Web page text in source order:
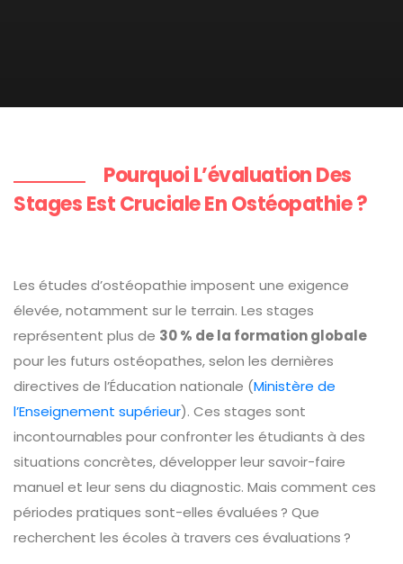
Pourquoi L’évaluation Des
Stages Est Cruciale En Ostéopathie ?
Les études d’ostéopathie imposent une exigence
élevée, notamment sur le terrain. Les stages
représentent plus de 30 % de la formation globale
pour les futurs ostéopathes, selon les dernières
directives de l’Éducation nationale (Ministère de
l’Enseignement supérieur). Ces stages sont
incontournables pour confronter les étudiants à des
situations concrètes, développer leur savoir-faire
manuel et leur sens du diagnostic. Mais comment ces
périodes pratiques sont-elles évaluées ? Que
recherchent les écoles à travers ces évaluations ?